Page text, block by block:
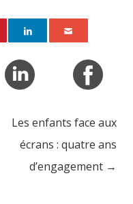
Les enfants face aux
écrans : quatre ans
d’engagement →